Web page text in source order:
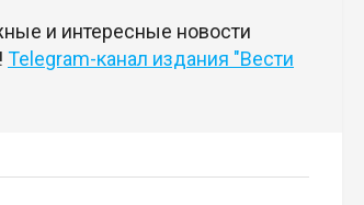
и интересные новости
Telegram-канал издания "Вести